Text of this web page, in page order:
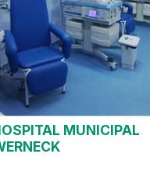
MUNICIPAL